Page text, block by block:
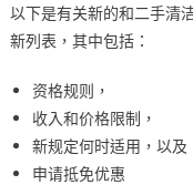
以下是有关新的和二手清
新列表，其中包括：
资格规则，
收入和价格限制，
新规定何时适用，以及
申请抵免优惠